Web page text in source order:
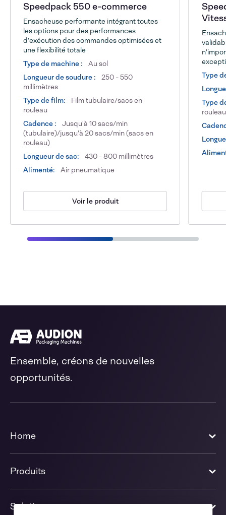
Speedpack 550 e-commerce
Ensacheuse performante intégrant toutes
les options pour des performances
d'exécution des commandes optimisées et
une flexibilité totale
Type de machine :
Au sol
Longueur de soudure :
250 - 550
millimètres
Type de film:
Film tubulaire/sacs en
rouleau
Cadence :
Jusqu'à 10 sacs/min
(tubulaire)/jusqu'à 20 sacs/min (sacs en
rouleau)
Longueur de sac:
430 - 800 millimètres
Alimenté:
Air pneumatique
Voir le produit
Type
Type
rouleau
Ensemble, créons de nouvelles
opportunités.
Home
Produits
Solutions